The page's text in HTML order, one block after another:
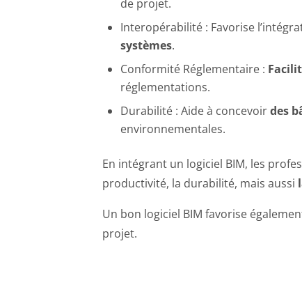
de projet.
Interopérabilité : Favorise
systèmes.
Conformité Réglementaire :
réglementations.
Durabilité : Aide à concevoirdes
environnementales.
En intégrant un logiciel BIM, les
productivité, la durabilité, mais aussi
Un bon logiciel BIM favorise
projet.